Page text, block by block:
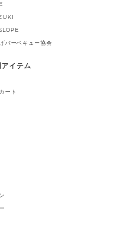
バーベキュー協会
イテム
ート